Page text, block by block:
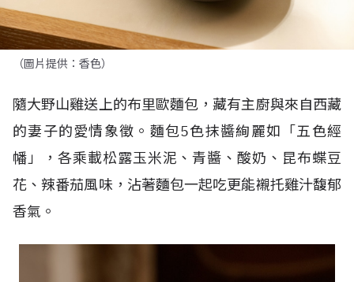
（圖片提供：香色）
隨大野山雞送上的布里歐麵包，藏有主廚與來自西藏
的妻子的愛情象徵。麵包5色抹醬絢麗如「五色經
幡」，各乘載松露玉米泥、青醬、酸奶、昆布蝶豆
花、辣番茄風味，沾著麵包一起吃更能襯托雞汁馥郁
香氣。